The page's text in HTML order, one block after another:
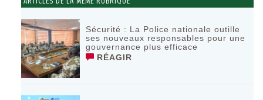
Sécurité : La Police nationale outille
ses nouveaux responsables pour une
gouvernance plus efficace
RÉAGIR